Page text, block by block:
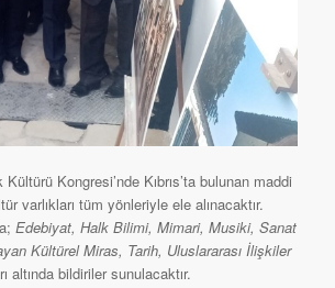
Kongresi’nde Kıbrıs’ta bulunan maddi
varlıkları tüm yönleriyle ele alınacaktır.
Edebiyat, Halk Bilimi, Mimari, Musiki, Sanat
Kültürel Miras, Tarih, Uluslararası İlişkiler
altında bildiriler sunulacaktır.